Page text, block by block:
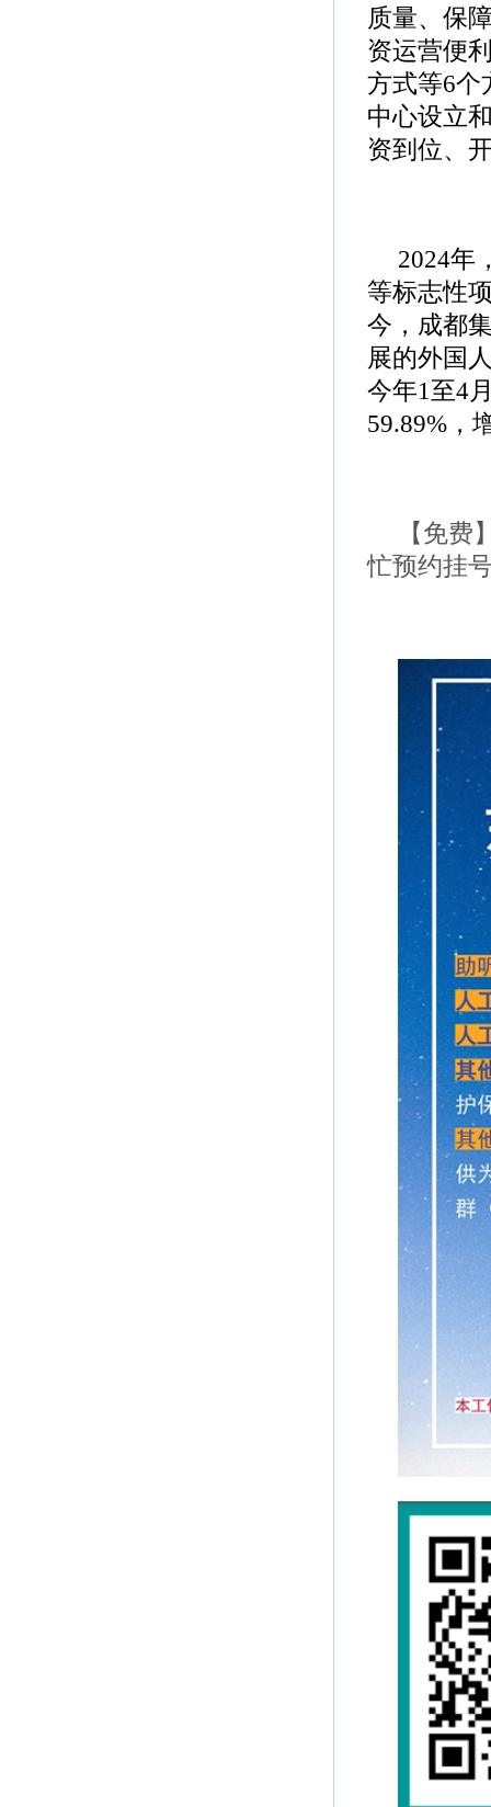
质量、保
资运营便
方式等6个
中心设立
资到位、
2024年
等标志性
今，成都
展的外国
今年1至4
59.89%，
【免
忙预约挂